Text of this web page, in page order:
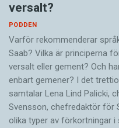
versalt?
PODDEN
Varför rekommenderar
Saab? Vilka är principerna
versalt eller gement? Och
enbart gemener? I det
samtalar Lena Lind Palicki,
Svensson, chefredaktör för
olika typer av förkortningar